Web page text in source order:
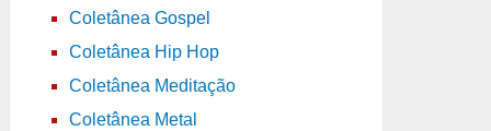
Coletânea Gospel
Coletânea Hip Hop
Coletânea Meditação
Coletânea Metal